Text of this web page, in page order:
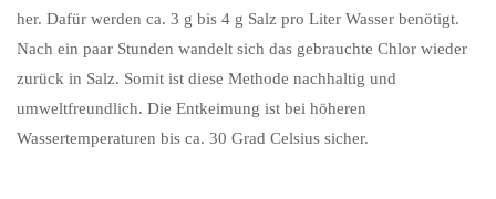
her. Dafür werden ca. 3 g bis 4 g Salz pro Liter Wasser benötigt.
Nach ein paar Stunden wandelt sich das gebrauchte Chlor wieder
zurück in Salz. Somit ist diese Methode nachhaltig und
umweltfreundlich. Die Entkeimung ist bei höheren
Wassertemperaturen bis ca. 30 Grad Celsius sicher.